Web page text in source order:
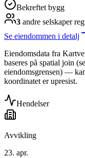
Bekreftet bygg
3 andre selskaper
Se eiendommen i detalj
Eiendomsdata fra
baseres på spatial join
eiendomsgrensen) —
koordinatet er upresist.
Hendelser
Avvikling
23. apr.